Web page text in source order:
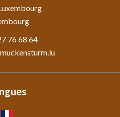
76 68 64